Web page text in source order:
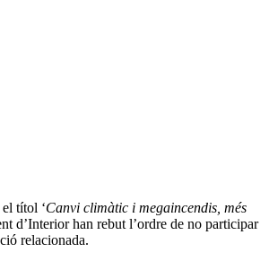
títol ‘Canvi climàtic i megaincendis , més
d’Interior han rebut l’ordre de no participar
relacionada.